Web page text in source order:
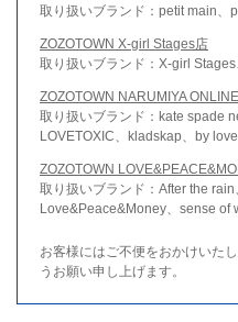
取り扱いブランド：petit main、
ZOZOTOWN X-girl Stages店
取り扱いブランド：X-girl
ZOZOTOWN NARUMIYA
取り扱いブランド：kate spade
LOVETOXIC、kladskap、by
ZOZOTOWN
取り扱いブランド：After the rain
Love&Peace&Money、sense of
お客様にはご不便をおかけいた
うお願い申し上げます。